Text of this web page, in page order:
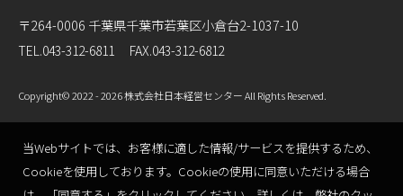
当Webサイトでは、お客様に適した情報/サービスを提供するため、
Cookieを使用しております。Cookieの使用に同意いただける場合
〒264-0006 千葉県千葉市若葉区小倉台2-1037-10
TEL.043-312-6811 FAX.043-312-6812
Copyright© 2022 - 2026 株式会社日本経営センターAll Rights Reserved.